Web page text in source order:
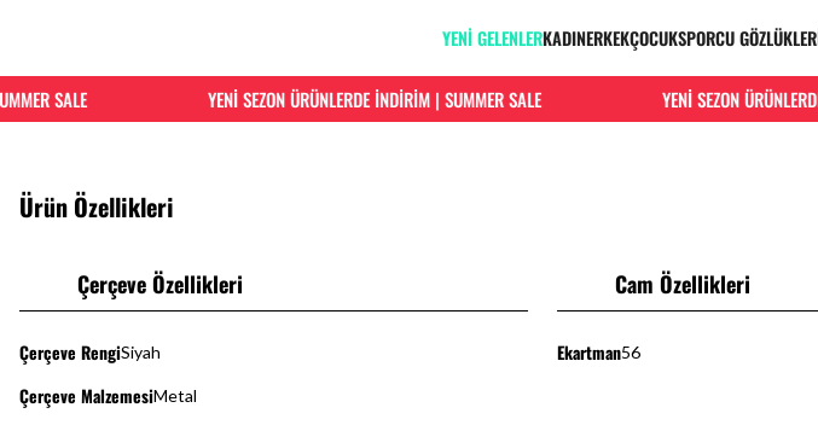
YENİ GELENLERKADINERKEKÇOCUKSPORCU
SALE YENİ SEZON ÜRÜNLERDE İNDİRİM | SUMMER SALE YENİ SEZON
Ürün Özellikleri
Çerçeve Özellikleri
Çerçeve RengiSiyah
Çerçeve MalzemesiMetal
Cam Özellikleri
Ekartman56